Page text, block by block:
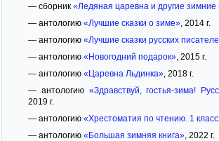
— сборник «Ледяная царевна и другие зимние
— антологию «Лучшие сказки о зиме», 2014 г.
— антологию «Лучшие сказки русских
— антологию «Новогодний подарок», 2015 г.
— антологию «Царевна Льдинка», 2018 г.
— антологию «Здравствуй, гостья-зима!
2019 г.
— антологию «Хрестоматия по чтению. 1
— антологию «Большая зимняя книга», 2022 г.